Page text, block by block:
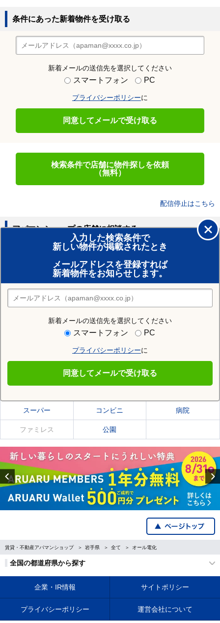
条件にあった新着物件を受け取る
新着メールの送信先を選択してください
スマートフォン PC
プライバシーポリシーに
同意してメールで受け取る
検索条件で店舗に物件探しを依頼
（無料）
配信停止はこちら
入力した検索条件で
新しい物件が掲載されたとき
メールアドレスを登録すれば
新着物件をお知らせします。
新着メールの送信先を選択してください
スマートフォン PC
プライバシーポリシーに
同意してメールで受け取る
アパマンショップの店舗に相談する
賃貸のプロがお部屋探し！
おまかせ物件リクエスト
住みたい街の店舗を探す
店舗検索
住む街研究所で滝沢市の情報を見る
滝沢市の施設一覧
スーパー コンビニ 病院
ファミレス 公園
Previous
賃貸・不動産アパマンショップ 岩手県 全て オール電化
全国の都道府県から探す
企業・IR情報 サイトポリシー
プライバシーポリシー 運営会社について